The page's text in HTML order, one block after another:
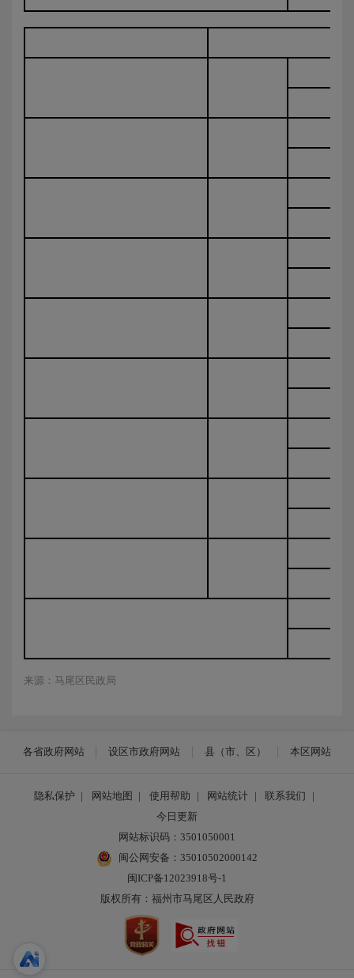
来源：马尾区民政局
各省政府网站 设区市政府网站 县（市、区） 本区网站
隐私保护 | 网站地图 | 使用帮助 | 网站统计 | 联系我们
|
今日更新
网站标识码：3501050001
闽公网安备：35010502000142
闽ICP备12023918号-1
版权所有：福州市马尾区人民政府